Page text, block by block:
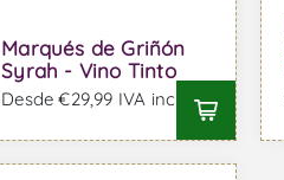
Marqués de Griñón
Syrah - Vino Tinto
Desde €29,99 IVA incl.